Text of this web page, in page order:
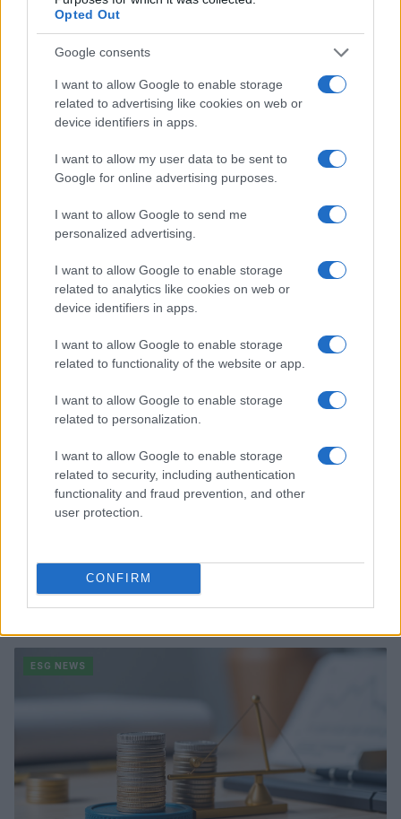
Opted Out
Google consents
I want to allow Google to enable storage
related to advertising like cookies on web or
device identifiers in apps.
I want to allow my user data to be sent to
Google for online advertising purposes.
I want to allow Google to send me
personalized advertising.
I want to allow Google to enable storage
related to analytics like cookies on web or
device identifiers in apps.
I want to allow Google to enable storage
related to functionality of the website or app.
I want to allow Google to enable storage
related to personalization.
I want to allow Google to enable storage
related to security, including authentication
functionality and fraud prevention, and other
user protection.
CONFIRM
Continua a leggere
ESG NEWS
Sanità sarda e transizione verde: tra case della
comunità, industria farmaceutica e tensioni politiche
ESG NEWS